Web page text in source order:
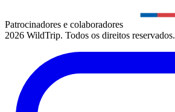
Patrocinadores e colaboradores
2026 WildTrip. Todos os direitos reservados.